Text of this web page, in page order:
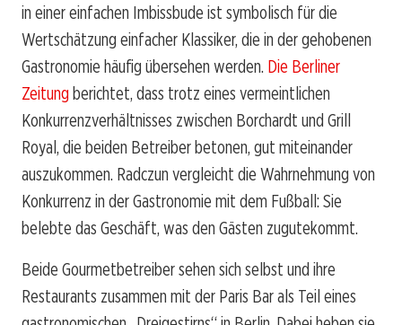
in einer einfachen Imbissbude ist symbolisch für die
Wertschätzung einfacher Klassiker, die in der gehobenen
Gastronomie häufig übersehen werden. Die Berliner
Zeitung berichtet, dass trotz eines vermeintlichen
Konkurrenzverhältnisses zwischen Borchardt und Grill
Royal, die beiden Betreiber betonen, gut miteinander
auszukommen. Radczun vergleicht die Wahrnehmung von
Konkurrenz in der Gastronomie mit dem Fußball: Sie
belebte das Geschäft, was den Gästen zugutekommt.
Beide Gourmetbetreiber sehen sich selbst und ihre
Restaurants zusammen mit der Paris Bar als Teil eines